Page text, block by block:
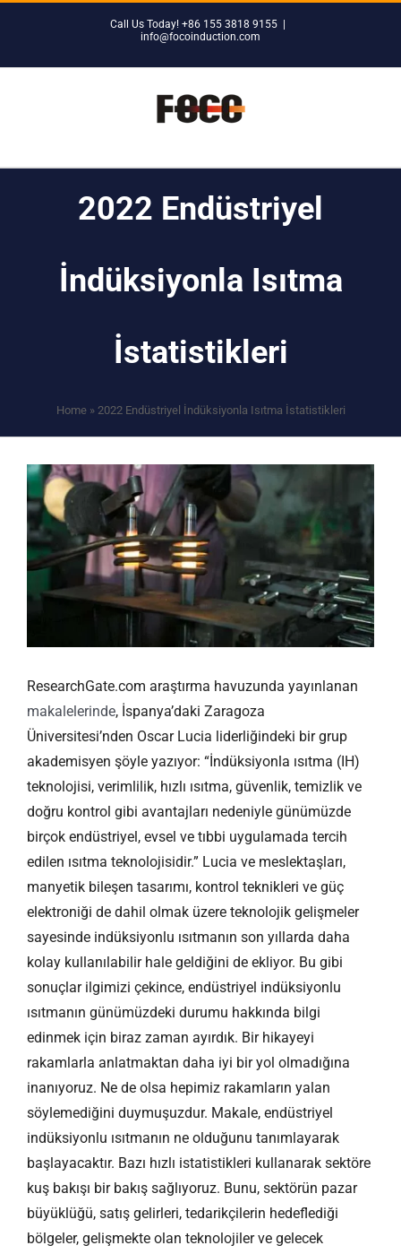
Call Us Today! +86 155 3818 9155
info@focoinduction.com
2022 Endüstriyel
İndüksiyonla Isıtma
İstatistikleri
Home» 2022 Endüstriyel İndüksiyonla Isıtma İstatistikleri
ResearchGate.com araştırma havuzunda yayınlanan
makalelerinde, İspanya’daki Zaragoza
Üniversitesi’nden Oscar Lucia liderliğindeki bir grup
akademisyen şöyle yazıyor: “İndüksiyonla ısıtma (IH)
teknolojisi, verimlilik, hızlı ısıtma, güvenlik, temizlik ve
doğru kontrol gibi avantajları nedeniyle günümüzde
birçok endüstriyel, evsel ve tıbbi uygulamada tercih
edilen ısıtma teknolojisidir.” Lucia ve meslektaşları,
manyetik bileşen tasarımı, kontrol teknikleri ve güç
elektroniği de dahil olmak üzere teknolojik gelişmeler
sayesinde indüksiyonlu ısıtmanın son yıllarda daha
kolay kullanılabilir hale geldiğini de ekliyor. Bu gibi
sonuçlar ilgimizi çekince, endüstriyel indüksiyonlu
ısıtmanın günümüzdeki durumu hakkında bilgi
edinmek için biraz zaman ayırdık. Bir hikayeyi
rakamlarla anlatmaktan daha iyi bir yol olmadığına
inanıyoruz. Ne de olsa hepimiz rakamların yalan
söylemediğini duymuşuzdur. Makale, endüstriyel
indüksiyonlu ısıtmanın ne olduğunu tanımlayarak
başlayacaktır. Bazı hızlı istatistikleri kullanarak sektöre
kuş bakışı bir bakış sağlıyoruz. Bunu, sektörün pazar
büyüklüğü, satış gelirleri, tedarikçilerin hedeflediği
bölgeler, gelişmekte olan teknolojiler ve gelecek